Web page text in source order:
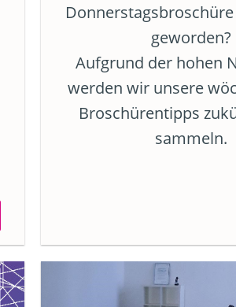
geworden?
Aufgrund der hohen
werden wir unsere
Broschürentipps
sammeln.